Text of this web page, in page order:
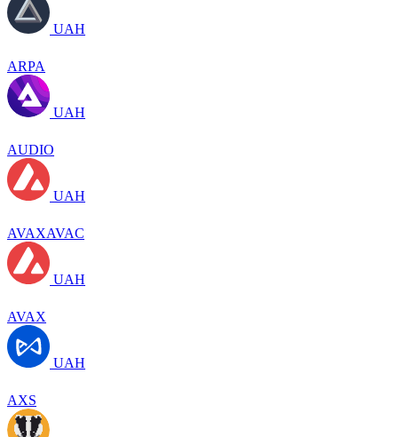
UAH
ARPA
UAH
AUDIO
UAH
AVAXAVAC
UAH
AVAX
UAH
AXS